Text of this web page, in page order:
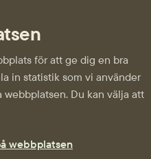
för att ge dig en bra
in statistik som vi använder
Du kan välja att
webbplatsen